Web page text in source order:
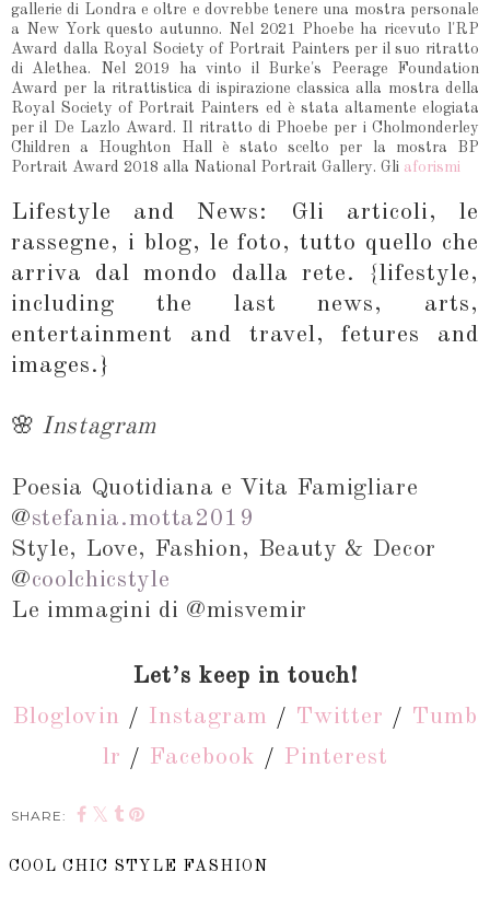
gallerie di Londra e oltre e dovrebbe tenere una mostra personale
a New York questo autunno. Nel 2021 Phoebe ha ricevuto l'RP
Award dalla Royal Society of Portrait Painters per il suo ritratto
di Alethea. Nel 2019 ha vinto il Burke's Peerage Foundation
Award per la ritrattistica di ispirazione classica alla mostra della
Royal Society of Portrait Painters ed è stata altamente elogiata
per il De Lazlo Award. Il ritratto di Phoebe per i Cholmonderley
Children a Houghton Hall è stato scelto per la mostra BP
Portrait Award 2018 alla National Portrait Gallery. Gli aforismi
Lifestyle and News:
Gli articoli, le
rassegne, i blog, le foto, tutto quello che
arriva dal mondo dalla rete. {lifestyle,
including the last news, arts,
entertainment and travel, fetures and
images.}
🌸 Instagram
Poesia Quotidiana e Vita Famigliare
@stefania.motta2019
Style, Love, Fashion, Beauty & Decor
@coolchicstyle
Le immagini di @misvemir
Let’s keep in touch!
Bloglovin / Instagram / Twitter / Tumb
lr / Facebook / Pinterest
SHARE:
COOL CHIC STYLE FASHION